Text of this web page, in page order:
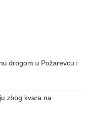
drogom u Požarevcu i
zbog kvara na